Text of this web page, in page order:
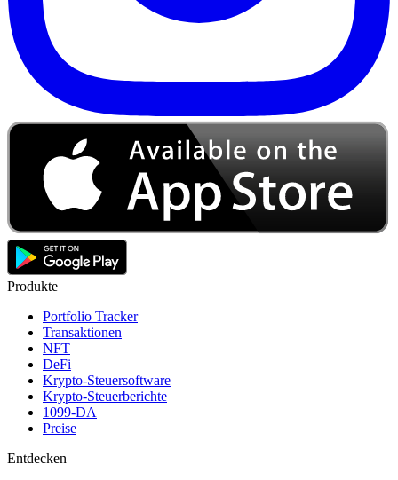
Produkte
Portfolio Tracker
Transaktionen
NFT
DeFi
Krypto-Steuersoftware
Krypto-Steuerberichte
1099-DA
Preise
Entdecken